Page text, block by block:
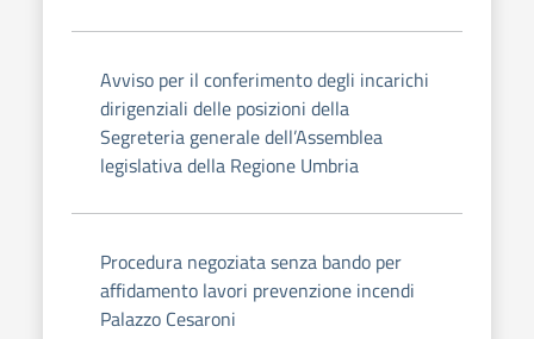
Avviso per il conferimento degli incarichi
dirigenziali delle posizioni della
Segreteria generale dell’Assemblea
legislativa della Regione Umbria
Procedura negoziata senza bando per
affidamento lavori prevenzione incendi
Palazzo Cesaroni